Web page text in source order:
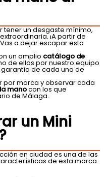
tener un desgaste mínimo,
¡A partir de
a dejar escapar esta
un amplio catálogo de
de ellos por nuestro equipo
de cada uno de
por marca y observar cada
manocon los que
de Málaga.
un Mini
en ciudad es una de las
de esta marca